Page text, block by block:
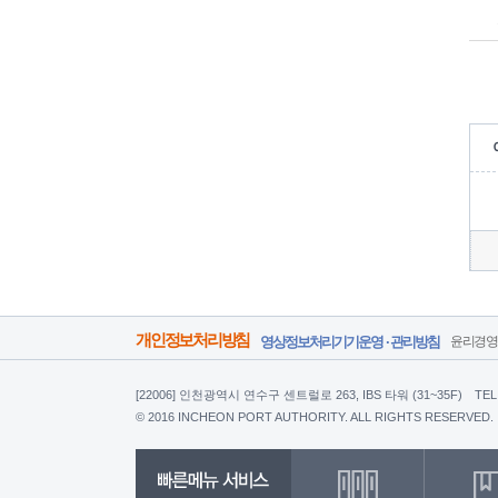
개인정보처리방침 영상정보처리기기운영 · 관리방침 윤리경
[22006] 인천광역시 연수구 센트럴로 263, IBS 타워 (31~35F)
© 2016 INCHEON PORT AUTHORITY. ALL RIGHTS RESERVED.